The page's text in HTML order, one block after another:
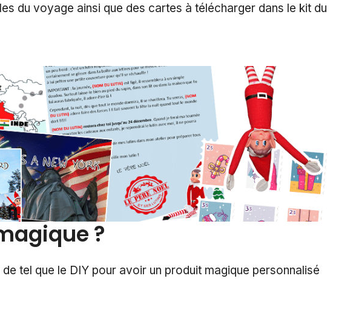
du voyage ainsi que des cartes à télécharger dans le kit du
?
tel que le DIY pour avoir un produit magique personnalisé